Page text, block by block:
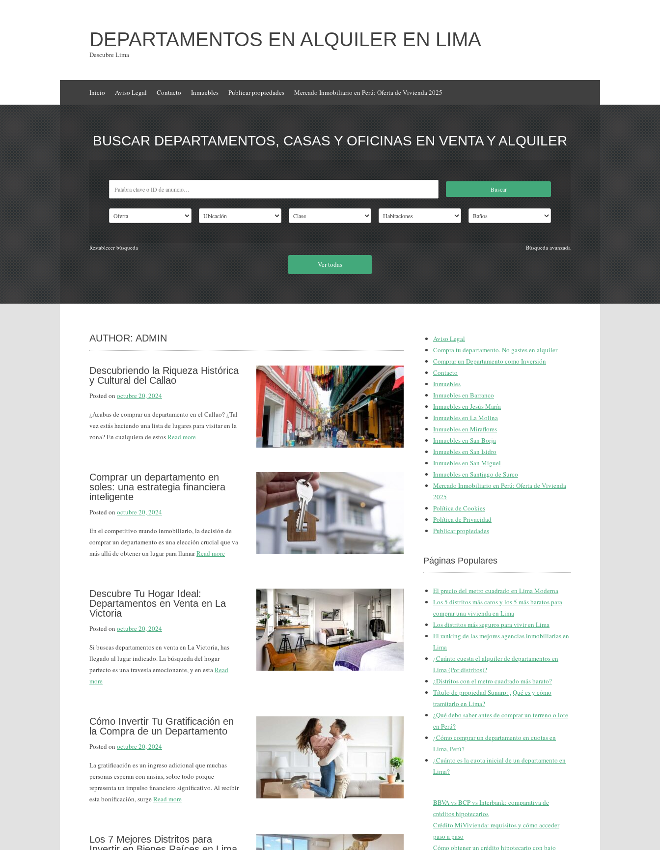
DEPARTAMENTOS EN ALQUILER EN LIMA
Descubre Lima
Inicio Aviso Legal Contacto Inmuebles Publicar propiedades Mercado Inmobiliario en Perú: Oferta de Vivienda 2025
BUSCAR DEPARTAMENTOS, CASAS Y OFICINAS EN VENTA Y ALQUILER
Búsqueda avanzada
Restablecer búsqueda
Ver todas
AUTHOR: ADMIN
Descubriendo la Riqueza Histórica
y Cultural del Callao
Posted on octubre 20, 2024
¿Acabas de comprar un departamento en el Callao? ¿Tal
vez estás haciendo una lista de lugares para visitar en la
zona? En cualquiera de estosRead more
Comprar un departamento en
soles: una estrategia financiera
inteligente
Posted on octubre 20, 2024
En el competitivo mundo inmobiliario, la decisión de
comprar un departamento es una elección crucial que va
más allá de obtener un lugar para llamarRead more
Descubre Tu Hogar Ideal:
Departamentos en Venta en La
Victoria
Posted on octubre 20, 2024
Si buscas departamentos en venta en La Victoria, has
llegado al lugar indicado. La búsqueda del hogar
perfecto es una travesía emocionante, y en estaRead
more
Cómo Invertir Tu Gratificación en
la Compra de un Departamento
Posted on octubre 20, 2024
La gratificación es un ingreso adicional que muchas
personas esperan con ansias, sobre todo porque
representa un impulso financiero significativo. Al recibir
esta bonificación, surge Read more
Los 7 Mejores Distritos para
Aviso Legal
Compra tu departamento. No gastes en alquiler
Comprar un Departamento como Inversión
Contacto
Inmuebles
Inmuebles en Barranco
Inmuebles en Jesús María
Inmuebles en La Molina
Inmuebles en Miraflores
Inmuebles en San Borja
Inmuebles en San Isidro
Inmuebles en San Miguel
Inmuebles en Santiago de Surco
Mercado Inmobiliario en Perú: Oferta de Vivienda
2025
Política de Cookies
Política de Privacidad
Publicar propiedades
Páginas Populares
El precio del metro cuadrado en Lima Moderna
Los 5 distritos más caros y los 5 más baratos para
comprar una vivienda en Lima
Los distritos más seguros para vivir en Lima
El ranking de las mejores agencias inmobiliarias en
Lima
¿Cuánto cuesta el alquiler de departamentos en
Lima (Por distritos)?
¿Distritos con el metro cuadrado más barato?
Título de propiedad Sunarp: ¿Qué es y cómo
tramitarlo en Lima?
¿Qué debo saber antes de comprar un terreno o lote
en Perú?
¿Cómo comprar un departamento en cuotas en
Lima, Perú?
¿Cuánto es la cuota inicial de un departamento en
Lima?
BBVA vs BCP vs Interbank: comparativa de
créditos hipotecarios
Crédito MiVivienda: requisitos y cómo acceder
paso a paso
Cómo obtener un crédito hipotecario con bajo